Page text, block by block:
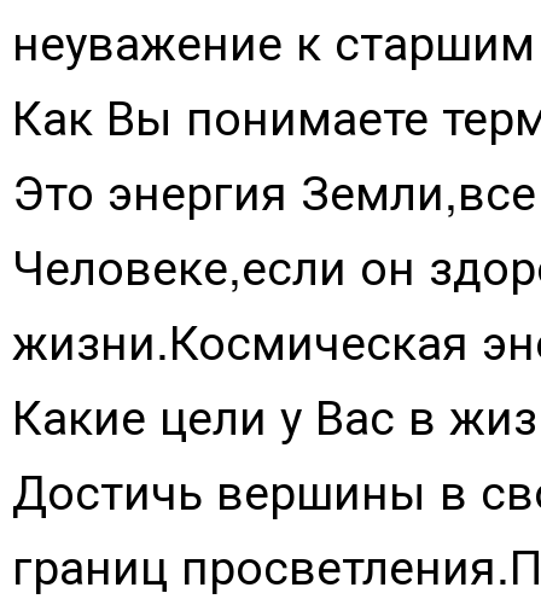
неуважение к
Как Вы понимаете
Это энергия
Человеке,если он
жизни.Космическая
Какие цели у Вас в
Достичь вершины в
границ